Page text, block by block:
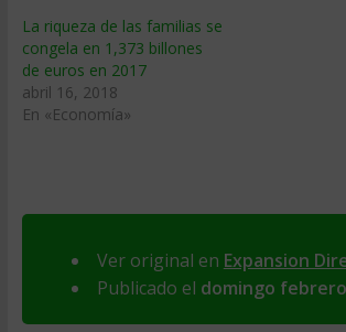
La riqueza de las familias se
congela en 1,373 billones
de euros en 2017
abril 16, 2018
En «Economía»
Ver original en Expansion
Publicado el domingo